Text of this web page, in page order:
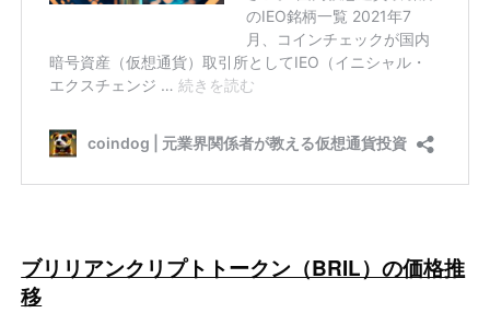
ブリリアンクリプトトークン（BRIL）の価格推
移